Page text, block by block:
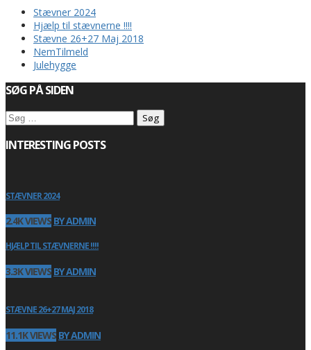
Stævner 2024
Hjælp til stævnerne !!!!
Stævne 26+27 Maj 2018
NemTilmeld
Julehygge
SØG PÅ SIDEN
Søg
efter:
INTERESTING POSTS
STÆVNER 2024
2.4K VIEWS BY ADMIN
HJÆLP TIL STÆVNERNE !!!!
3.3K VIEWS BY ADMIN
STÆVNE 26+27 MAJ 2018
11.1K VIEWS BY ADMIN